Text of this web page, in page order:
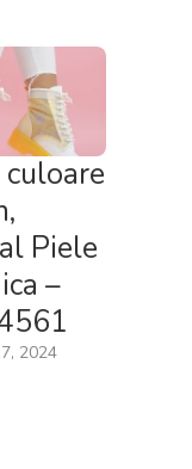
culoare
Piele
–
2024